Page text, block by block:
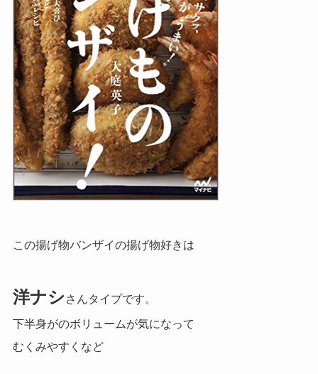
この揚げ物バンザイの揚げ物好きは
洋ナシ さんタイプです。
下半身がのボリュームが気になって
むくみやすくなど